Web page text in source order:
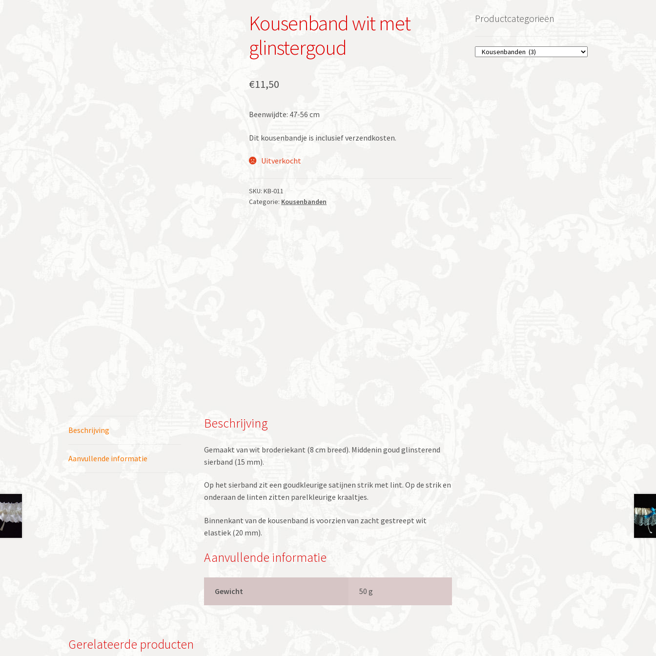
Kousenband wit met
glinstergoud
€11,50
Beenwijdte: 47-56 cm
Dit kousenbandje is inclusief verzendkosten.
Uitverkocht
SKU:KB-011
Categorie: Kousenbanden
Beschrijving
Aanvullende informatie
Beschrijving
Gemaakt van wit broderiekant (8 cm breed). Middenin goud glinsterend
sierband (15 mm).
Op het sierband zit een goudkleurige satijnen strik met lint. Op de strik en
onderaan de linten zitten parelkleurige kraaltjes.
Binnenkant van de kousenband is voorzien van zacht gestreept wit
elastiek (20 mm).
Aanvullende informatie
Gewicht 50 g
Gerelateerde producten
Productcategorieën